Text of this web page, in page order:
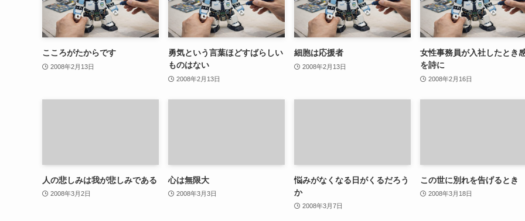
こころがたからです
2008年2月13日
勇気という言葉ほどすばらしい
ものはない
2008年2月13日
細胞は応援者
2008年2月13日
女性事務員が入社したとき
を詩に
2008年2月16日
人の悲しみは我が悲しみである
2008年3月2日
心は無限大
2008年3月3日
悩みがなくなる日がくるだろう
か
2008年3月7日
この世に別れを告げるとき
2008年3月18日